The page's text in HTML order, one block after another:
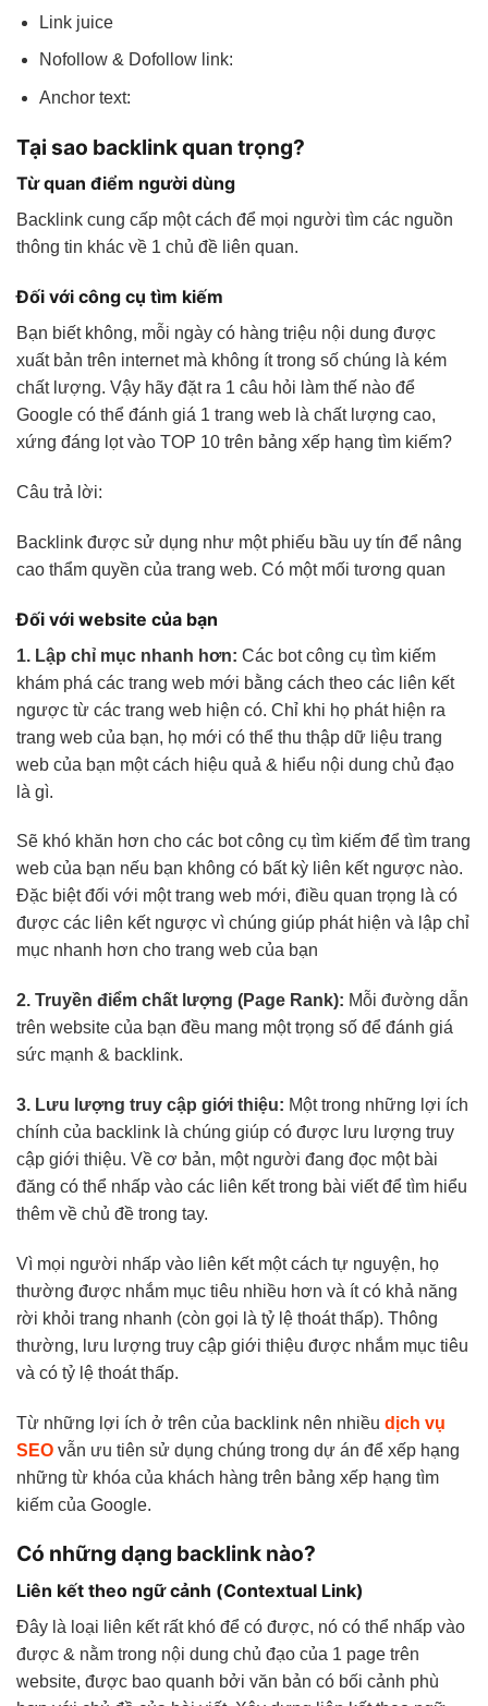
Link juice
Nofollow & Dofollow link:
Anchor text:
Tại sao backlink quan trọng?
Từ quan điểm người dùng
Backlink cung cấp một cách để mọi người tìm các nguồn
thông tin khác về 1 chủ đề liên quan.
Đối với công cụ tìm kiếm
Bạn biết không, mỗi ngày có hàng triệu nội dung được
xuất bản trên internet mà không ít trong số chúng là kém
chất lượng. Vậy hãy đặt ra 1 câu hỏi làm thế nào để
Google có thể đánh giá 1 trang web là chất lượng cao,
xứng đáng lọt vào TOP 10 trên bảng xếp hạng tìm kiếm?
Câu trả lời:
Backlink được sử dụng như một phiếu bầu uy tín để nâng
cao thẩm quyền của trang web. Có một mối tương quan
Đối với website của bạn
1. Lập chỉ mục nhanh hơn: Các bot công cụ tìm kiếm
khám phá các trang web mới bằng cách theo các liên kết
ngược từ các trang web hiện có. Chỉ khi họ phát hiện ra
trang web của bạn, họ mới có thể thu thập dữ liệu trang
web của bạn một cách hiệu quả & hiểu nội dung chủ đạo
là gì.
Sẽ khó khăn hơn cho các bot công cụ tìm kiếm để tìm trang
web của bạn nếu bạn không có bất kỳ liên kết ngược nào.
Đặc biệt đối với một trang web mới, điều quan trọng là có
được các liên kết ngược vì chúng giúp phát hiện và lập chỉ
mục nhanh hơn cho trang web của bạn
2. Truyền điểm chất lượng (Page Rank): Mỗi đường dẫn
trên website của bạn đều mang một trọng số để đánh giá
sức mạnh & backlink.
3. Lưu lượng truy cập giới thiệu: Một trong những lợi ích
chính của backlink là chúng giúp có được lưu lượng truy
cập giới thiệu. Về cơ bản, một người đang đọc một bài
đăng có thể nhấp vào các liên kết trong bài viết để tìm hiểu
thêm về chủ đề trong tay.
Vì mọi người nhấp vào liên kết một cách tự nguyện, họ
thường được nhắm mục tiêu nhiều hơn và ít có khả năng
rời khỏi trang nhanh (còn gọi là tỷ lệ thoát thấp). Thông
thường, lưu lượng truy cập giới thiệu được nhắm mục tiêu
và có tỷ lệ thoát thấp.
Từ những lợi ích ở trên của backlink nên nhiều dịch vụ
SEO vẫn ưu tiên sử dụng chúng trong dự án để xếp hạng
những từ khóa của khách hàng trên bảng xếp hạng tìm
kiếm của Google.
Có những dạng backlink nào?
Liên kết theo ngữ cảnh (Contextual Link)
Đây là loại liên kết rất khó để có được, nó có thể nhấp vào
được & nằm trong nội dung chủ đạo của 1 page trên
website, được bao quanh bởi văn bản có bối cảnh phù